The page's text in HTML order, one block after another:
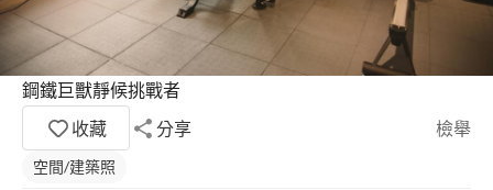
鋼鐵巨獸靜候挑戰者
收藏
分享 檢舉
空間/建築照